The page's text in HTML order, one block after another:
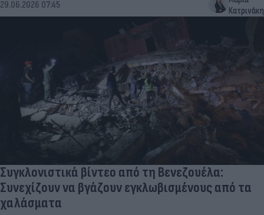
29.06.2026 07:45
Κατρινάκη
Συγκλονιστικά βίντεο από τη Βενεζουέλα:
Συνεχίζουν να βγάζουν εγκλωβισμένους από τα
χαλάσματα